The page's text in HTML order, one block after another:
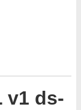
v1 ds-